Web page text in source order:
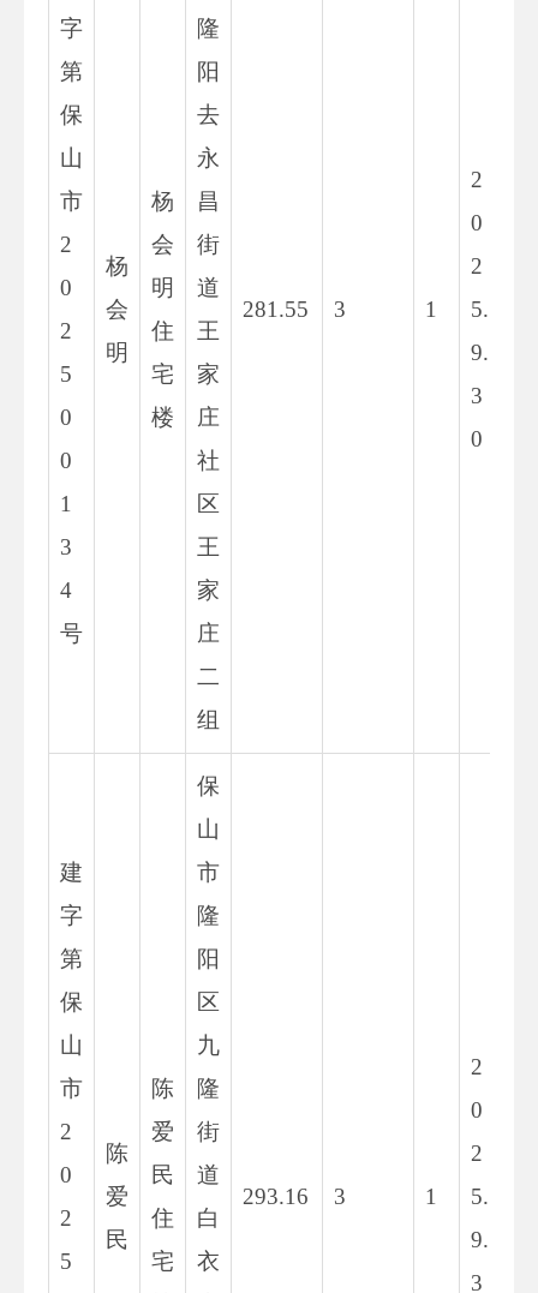
字
第
保
山
市
2
0
2
5
0
0
1
3
4
号
杨
会
明
杨
会
明
住
宅
楼
隆
阳
去
永
昌
街
道
王
家
庄
社
区
王
家
庄
二
组
281.55 3 1
2
0
2
5.
9.
3
0
建
字
第
保
山
市
2
0
2
5
陈
爱
民
陈
爱
民
住
宅
保
山
市
隆
阳
区
九
隆
街
道
白
衣
293.16 3 1
2
0
2
5.
9.
3